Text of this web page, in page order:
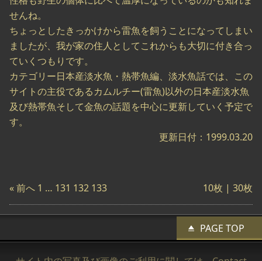
せんね。
ちょっとしたきっかけから雷魚を飼うことになってしまい
ましたが、我が家の住人としてこれからも大切に付き合っ
ていくつもりです。
カテゴリー日本産淡水魚・熱帯魚編、淡水魚話では、この
サイトの主役であるカムルチー(雷魚)以外の日本産淡水魚
及び熱帯魚そして金魚の話題を中心に更新していく予定で
す。
更新日付：1999.03.20
« 前へ 1 … 131 132 133 10枚 | 30枚
PAGE TOP